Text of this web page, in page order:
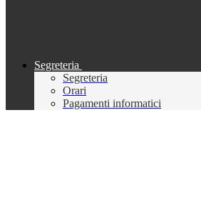
Segreteria
Segreteria
Orari
Pagamenti informatici